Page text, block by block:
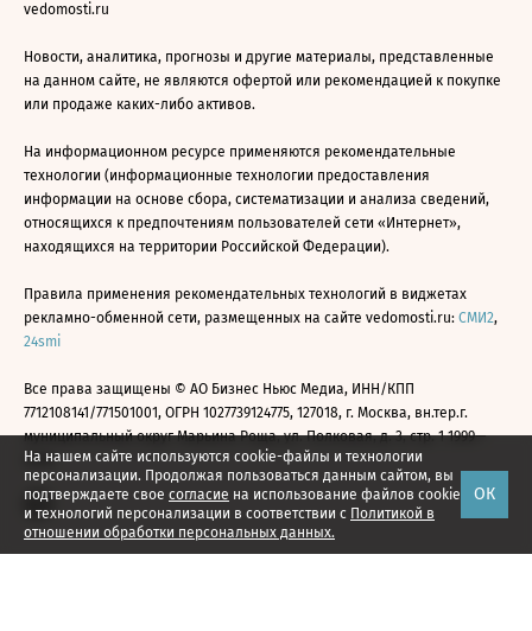
На нашем сайте используются cookie-файлы и технологии
персонализации. Продолжая пользоваться данным сайтом, вы
подтверждаете свое согласие на использование файлов cookie
и технологий персонализации в соответствии с Политикой в
отношении обработки персональных данных.
ОК
vedomosti.ru
Новости, аналитика, прогнозы и другие материалы, представленные
на данном сайте, не являются офертой или рекомендацией к покупке
или продаже каких-либо активов.
На информационном ресурсе применяются рекомендательные
технологии (информационные технологии предоставления
информации на основе сбора, систематизации и анализа сведений,
относящихся к предпочтениям пользователей сети «Интернет»,
находящихся на территории Российской Федерации).
Правила применения рекомендательных технологий в виджетах
рекламно-обменной сети, размещенных на сайте vedomosti.ru: СМИ2,
24smi
Все права защищены © АО Бизнес Ньюс Медиа, ИНН/КПП
7712108141/771501001, ОГРН 1027739124775, 127018, г. Москва, вн.тер.г.
муниципальный округ Марьина Роща, ул. Полковая, д. 3, стр. 1 1999—
2026